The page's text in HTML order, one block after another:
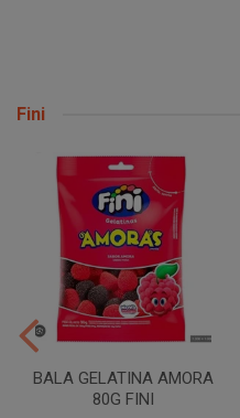
Fini
BALA GELATINA AMORA
80G FINI